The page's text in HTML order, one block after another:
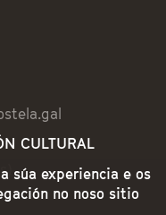
CULTURAL
súa experiencia e os
no noso sitio